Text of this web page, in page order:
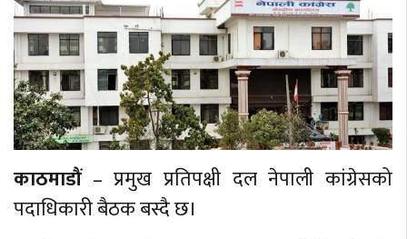
क्यानाडा
अन्य
काठमाडौं– प्रमुख प्रतिपक्षी दल नेपाली कांग्रेसको
पदाधिकारी बैठक बस्दै छ।